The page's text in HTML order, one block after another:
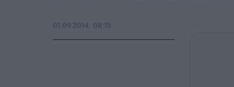
01.09.2014, 08:15